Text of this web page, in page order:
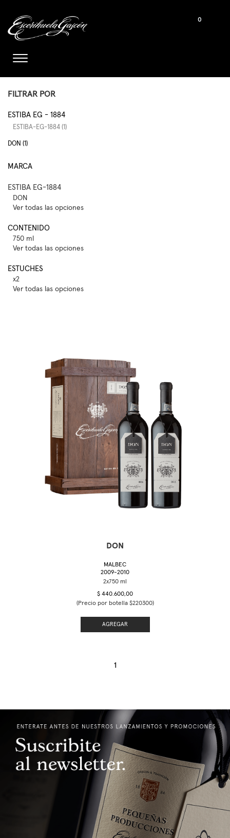
0
FILTRAR POR
ESTIBA EG - 1884
ESTIBA-EG-1884 (1)
DON (1)
MARCA
ESTIBA EG-1884
DON
Ver todas las opciones
CONTENIDO
750 ml
Ver todas las opciones
ESTUCHES
x2
Ver todas las opciones
DON
MALBEC
2009-2010
$ 440.600,00
(Precio por botella $220300)
AGREGAR
1